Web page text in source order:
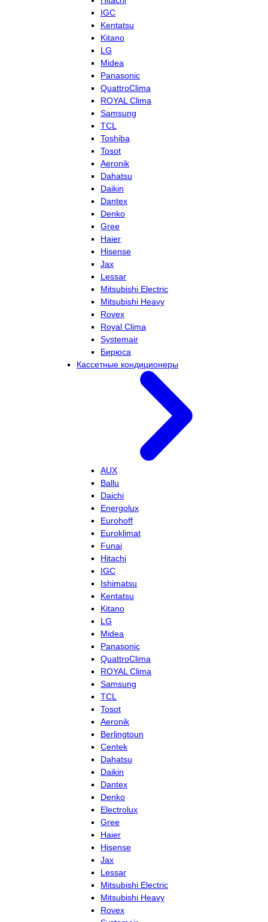
IGC
Kentatsu
Kitano
LG
Midea
Panasonic
QuattroClima
ROYAL Clima
Samsung
TCL
Toshiba
Tosot
Aeronik
Dahatsu
Daikin
Dantex
Denko
Gree
Haier
Hisense
Jax
Lessar
Mitsubishi Electric
Mitsubishi Heavy
Rovex
Royal Clima
Systemair
Бирюса
Кассетные кондиционеры
AUX
Ballu
Daichi
Energolux
Eurohoff
Euroklimat
Funai
Hitachi
IGC
Ishimatsu
Kentatsu
Kitano
LG
Midea
Panasonic
QuattroClima
ROYAL Clima
Samsung
TCL
Tosot
Aeronik
Berlingtoun
Centek
Dahatsu
Daikin
Dantex
Denko
Electrolux
Gree
Haier
Hisense
Jax
Lessar
Mitsubishi Electric
Mitsubishi Heavy
Rovex